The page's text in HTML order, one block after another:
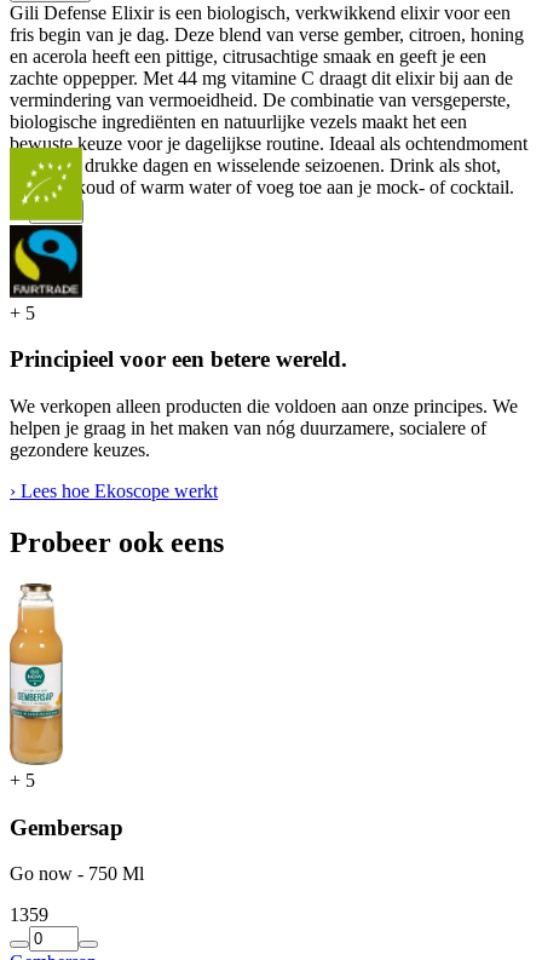
Gili Defense Elixir is een biologisch, verkwikkend elixir voor een
fris begin van je dag. Deze blend van verse gember, citroen, honing
en acerola heeft een pittige, citrusachtige smaak en geeft je een
zachte oppepper. Met 44 mg vitamine C draagt dit elixir bij aan de
vermindering van vermoeidheid. De combinatie van versgeperste,
biologische ingrediënten en natuurlijke vezels maakt het een
bewuste keuze voor je dagelijkse routine. Ideaal als ochtendmoment
of tijdens drukke dagen en wisselende seizoenen. Drink als shot,
mix met koud of warm water of voeg toe aan je mock- of cocktail.
...
+ 5
Principieel voor een betere wereld.
We verkopen alleen producten die voldoen aan onze principes. We
helpen je graag in het maken van nóg duurzamere, socialere of
gezondere keuzes.
› Lees hoe Ekoscope werkt
Probeer ook eens
+ 5
Gembersap
Go now - 750 Ml
1359